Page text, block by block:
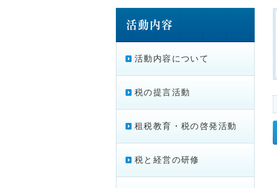
活動内容について
税の提言活動
租税教育・税の啓発活動
税と経営の研修